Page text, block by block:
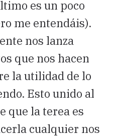
es un poco
me entendáis).
nos lanza
que nos hacen
la utilidad de lo
Esto unido al
que la terea es
cualquier nos